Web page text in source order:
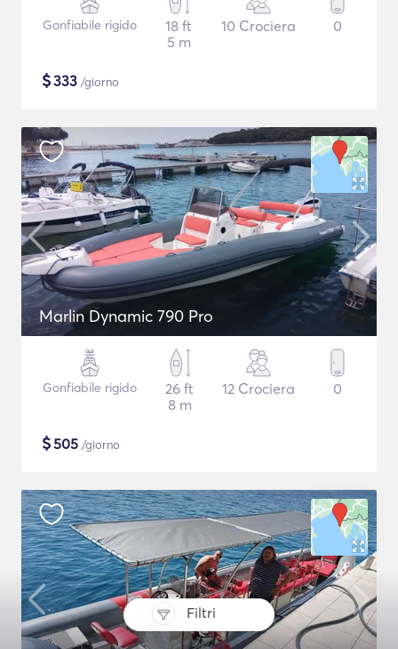
Filtri
Gonfiabile rigido
18 ft
5 m
10 Crociera 0
$333 /giorno
Marlin Dynamic 790 Pro
Gonfiabile rigido
26 ft
8 m
12 Crociera 0
$505 /giorno